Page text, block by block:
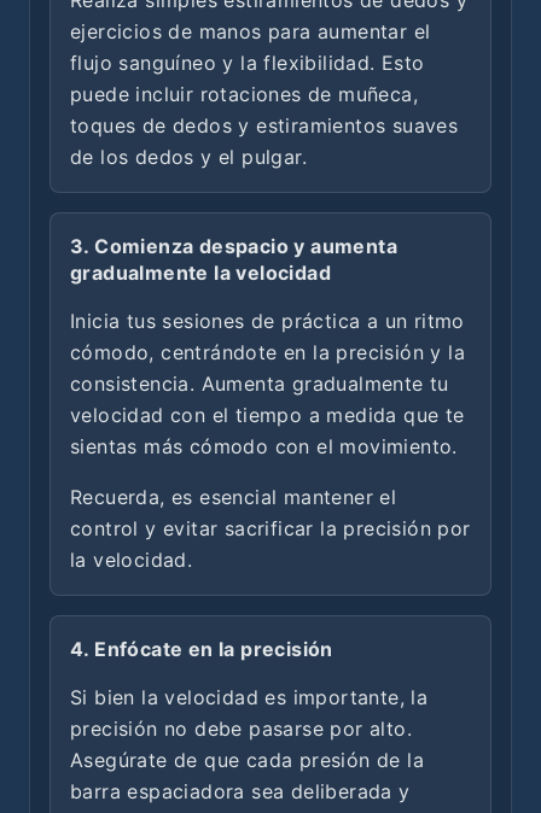
ejercicios de manos para aumentar el
flujo sanguíneo y la flexibilidad. Esto
puede incluir rotaciones de muñeca,
toques de dedos y estiramientos suaves
de los dedos y el pulgar.
3. Comienza despacio y aumenta
gradualmente la velocidad
Inicia tus sesiones de práctica a un ritmo
cómodo, centrándote en la precisión y la
consistencia. Aumenta gradualmente tu
velocidad con el tiempo a medida que te
sientas más cómodo con el movimiento.
Recuerda, es esencial mantener el
control y evitar sacrificar la precisión por
la velocidad.
4. Enfócate en la precisión
Si bien la velocidad es importante, la
precisión no debe pasarse por alto.
Asegúrate de que cada presión de la
barra espaciadora sea deliberada y